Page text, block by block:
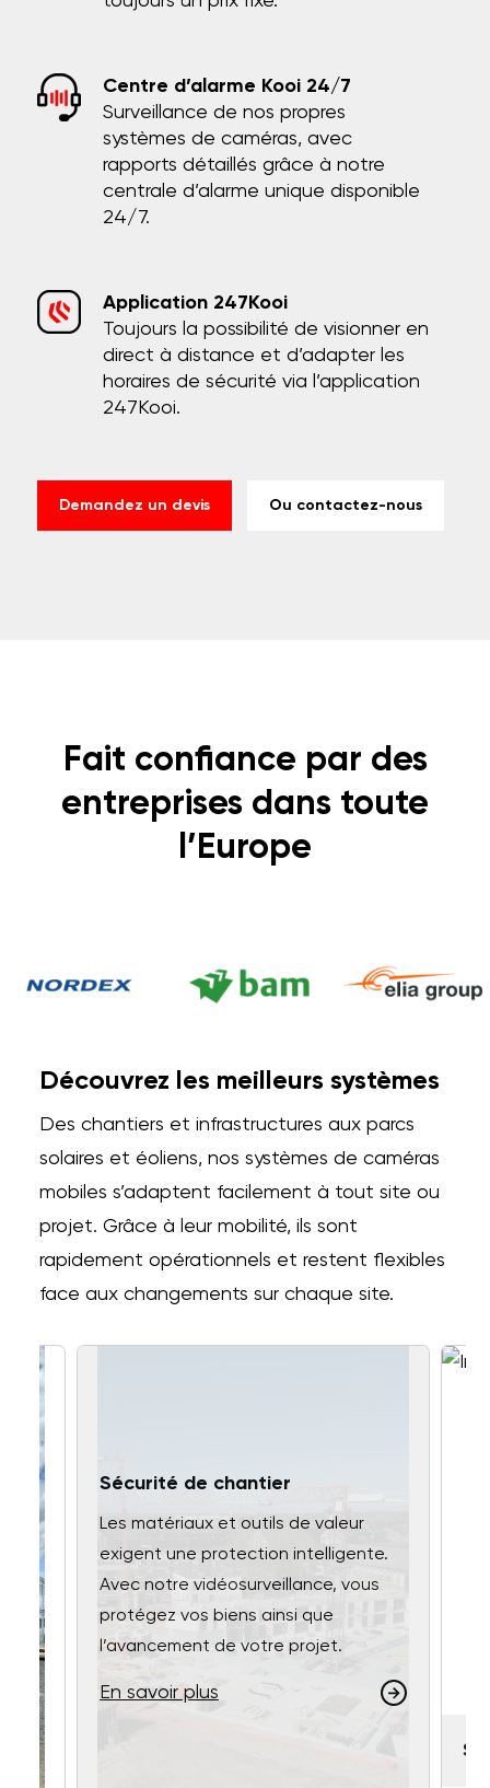
Centre d’alarme Kooi 24/7
Surveillance de nos propres
systèmes de caméras, avec
rapports détaillés grâce à notre
centrale d’alarme unique disponible
24/7.
Application 247Kooi
Toujours la possibilité de visionner en
direct à distance et d’adapter les
horaires de sécurité via l’application
247Kooi.
Demandez un devis Ou contactez-nous
Fait confiance par des
entreprises dans toute
l’Europe
Découvrez les meilleurs systèmes
Des chantiers et infrastructures aux parcs
solaires et éoliens, nos systèmes de caméras
mobiles s’adaptent facilement à tout site ou
projet. Grâce à leur mobilité, ils sont
rapidement opérationnels et restent flexibles
face aux changements sur chaque site.
Sécurité de chantier
Les matériaux et outils de valeur
exigent une protection intelligente.
Avec notre vidéosurveillance, vous
protégez vos biens ainsi que
l’avancement de votre projet.
En savoir plus